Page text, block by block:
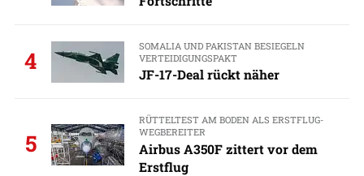
4
SOMALIA UND PAKISTAN BESIEGELN
VERTEIDIGUNGSPAKT
JF-17-Deal rückt näher
5
RÜTTELTEST AM BODEN ALS ERSTFLUG-
WEGBEREITER
Airbus A350F zittert vor dem
Erstflug